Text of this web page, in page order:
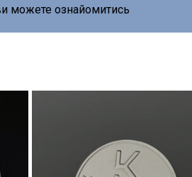
можете ознайомитись